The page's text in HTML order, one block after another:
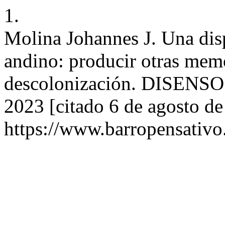
1.
Molina Johannes J. Una
andino: producir otras
descolonización.
2023 [citado 6 de agosto
https://